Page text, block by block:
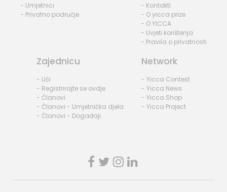
- Umjetnici
- Privatno područje
- Kontakti
- O yicca prize
- O YICCA
- Uvjeti korištenja
- Pravila o privatnosti
Zajednicu
- Ući
- Registrirajte se ovdje
- Članovi
- Članovi - Umjetnička djela
- Članovi - Događaji
Network
- Yicca Contest
- Yicca News
- Yicca Shop
- Yicca Project